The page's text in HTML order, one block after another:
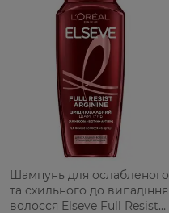
Шампунь для ослабленого
та схильного до випадіння
волосся Elseve Full Resist